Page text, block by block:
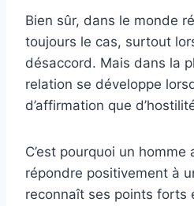
Bien sûr, dans le monde
toujours le cas, surtout
désaccord. Mais dans la
relation se développe
d’affirmation que
C’est pourquoi un
répondre positivement à
reconnaît ses points forts